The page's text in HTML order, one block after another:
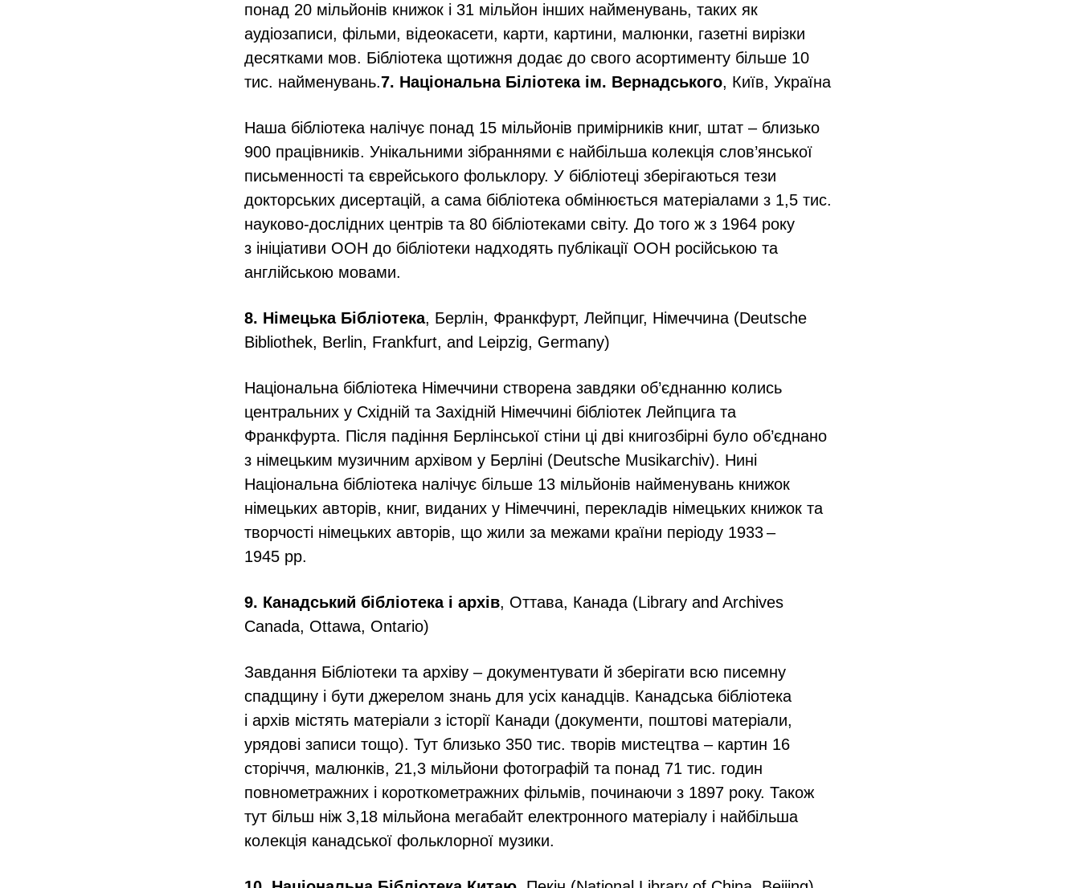
понад 20 мільйонів книжок і 31 мільйон інших найменувань, таких як
аудіозаписи, фільми, відеокасети, карти, картини, малюнки, газетні вирізки
десятками мов. Бібліотека щотижня додає до свого асортименту більше 10
тис. найменувань.7. Національна Біліотека ім. Вернадського, Київ, Україна
Наша бібліотека налічує понад 15 мільйонів примірників книг, штат – близько
900 працівників. Унікальними зібраннями є найбільша колекція слов’янської
письменності та єврейського фольклору. У бібліотеці зберігаються тези
докторських дисертацій, а сама бібліотека обмінюється матеріалами з 1,5 тис.
науково-дослідних центрів та 80 бібліотеками світу. До того ж з 1964 року
з ініціативи ООН до бібліотеки надходять публікації ООН російською та
англійською мовами.
8. Німецька Бібліотека, Берлін, Франкфурт, Лейпциг, Німеччина (Deutsche
Bibliothek, Berlin, Frankfurt, and Leipzig, Germany)
Національна бібліотека Німеччини створена завдяки об’єднанню колись
центральних у Східній та Західній Німеччині бібліотек Лейпцига та
Франкфурта. Після падіння Берлінської стіни ці дві книгозбірні було об’єднано
з німецьким музичним архівом у Берліні (Deutsche Musikarchiv). Нині
Національна бібліотека налічує більше 13 мільйонів найменувань книжок
німецьких авторів, книг, виданих у Німеччині, перекладів німецьких книжок та
творчості німецьких авторів, що жили за межами країни періоду 1933 –
1945 рр.
9. Канадський бібліотека і архів, Оттава, Канада (Library and Archives
Canada, Ottawa, Ontario)
Завдання Бібліотеки та архіву – документувати й зберігати всю писемну
спадщину і бути джерелом знань для усіх канадців. Канадська бібліотека
і архів містять матеріали з історії Канади (документи, поштові матеріали,
урядові записи тощо). Тут близько 350 тис. творів мистецтва – картин 16
сторіччя, малюнків, 21,3 мільйони фотографій та понад 71 тис. годин
повнометражних і короткометражних фільмів, починаючи з 1897 року. Також
тут більш ніж 3,18 мільйона мегабайт електронного матеріалу і найбільша
колекція канадської фольклорної музики.